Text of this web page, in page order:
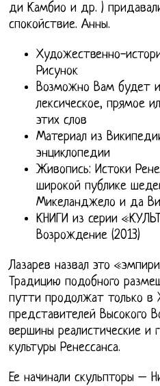
ди Камбио и др. )
спокойствие. Анны.
Художественно-
Рисунок
Возможно Вам будет
лексическое, прямое
этих слов
Материал из
энциклопедии
Живопись: Истоки
широкой публике
Микеланджело и да
КНИГИ из серии
Возрождение (2013)
Лазарев назвал это
Традицию подобного
путти продолжат только в
представителей Высокого
вершины реалистические и
культуры Ренессанса.
Ее начинали скульпторы –